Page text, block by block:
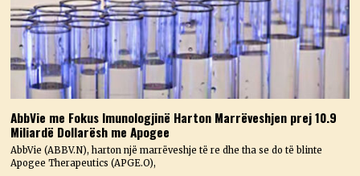
AbbVie me Fokus Imunologjinë Harton Marrëveshjen prej 10.9
Miliardë Dollarësh me Apogee
AbbVie (ABBV.N), harton një marrëveshje të re dhe tha se do të blinte
Apogee Therapeutics (APGE.O),